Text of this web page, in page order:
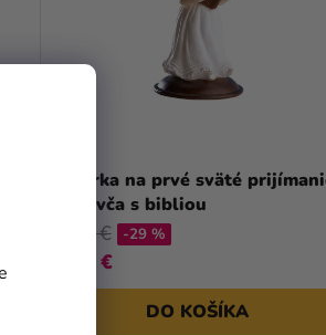
Figúrka na prvé sväté
- Dievča s bibliou
8,29 €
5,90 €
-29 %
DO KOŠÍKA